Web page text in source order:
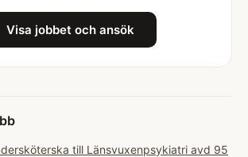
Visa jobbet och ansök
till Länsvuxenpsykiatri avd 95